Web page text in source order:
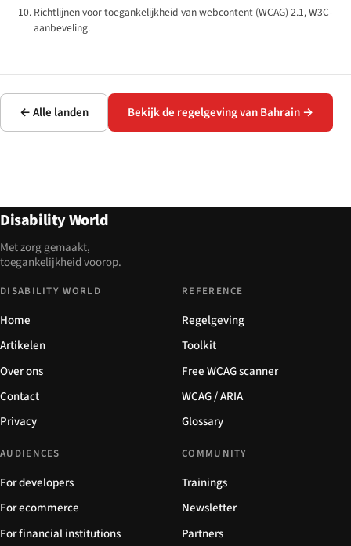
Richtlijnen voor toegankelijkheid van webcontent (WCAG) 2.1, W3C-
aanbeveling.
← Alle landen Bekijk de regelgeving van Bahrain →
Disability World
Met zorg gemaakt,
toegankelijkheid voorop.
DISABILITY WORLD
Home
Artikelen
Over ons
Contact
Privacy
REFERENCE
Regelgeving
Toolkit
Free WCAG scanner
WCAG / ARIA
Glossary
AUDIENCES
For developers
For ecommerce
For financial institutions
COMMUNITY
Trainings
Newsletter
Partners